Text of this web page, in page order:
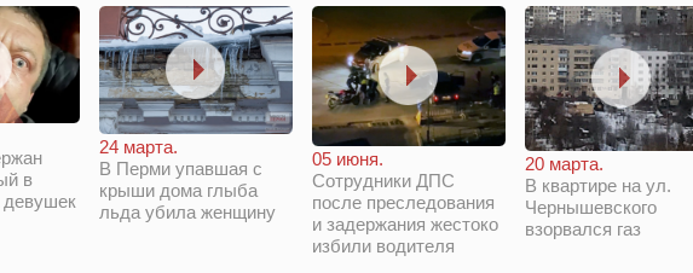
в
девушек
24 марта.
В Перми упавшая с
крыши дома глыба
льда убила женщину
05 июня.
Сотрудники ДПС
после преследования
и задержания жестоко
избили водителя
20 марта.
В квартире на ул.
Чернышевского
взорвался газ